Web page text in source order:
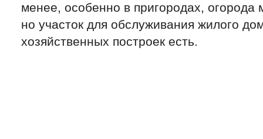
менее, особенно в пригородах, огорода
но участок для обслуживания жилого
хозяйственных построек есть.